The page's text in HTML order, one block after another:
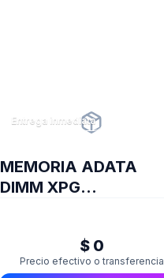
Entrega inmediata
MEMORIA ADATA
DIMM XPG
$ 0
Precio efectivo o transferencia